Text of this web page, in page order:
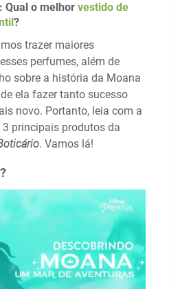
Qual o melhor vestido de
?
trazer maiores
perfumes, além de
sobre a história da Moana
ela fazer tanto sucesso
novo. Portanto, leia com a
principais produtos da
. Vamos lá!